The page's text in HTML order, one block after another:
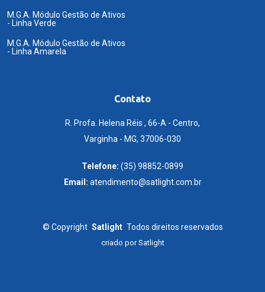
M.G.A. Módulo Gestão de Ativos
- Linha Verde
M.G.A. Módulo Gestão de Ativos
- Linha Amarela
Contato
R. Profa. Helena Réis , 66-A - Centro,
Varginha - MG, 37006-030
Telefone: (35) 98852-0899
Email: atendimento@satlight.com.br
© Copyright Satlight Todos direitos reservados
criado porSatlight